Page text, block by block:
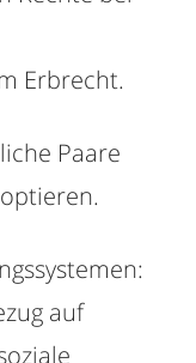
Erbrecht.
Paare
auf